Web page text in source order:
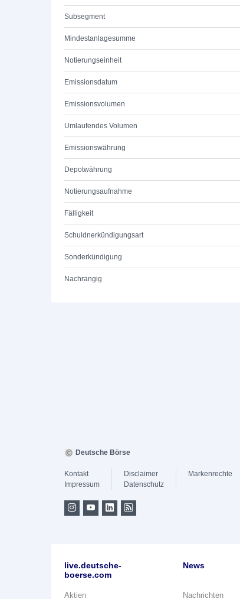
Subsegment
Mindestanlagesumme
Notierungseinheit
Emissionsdatum
Emissionsvolumen
Umlaufendes Volumen
Emissionswährung
Depotwährung
Notierungsaufnahme
Fälligkeit
Schuldnerkündigungsart
Sonderkündigung
Nachrangig
Deutsche Börse
Kontakt
Impressum
Disclaimer
Datenschutz
Markenrechte
live.deutsche-
boerse.com
Aktien
News
Nachrichten